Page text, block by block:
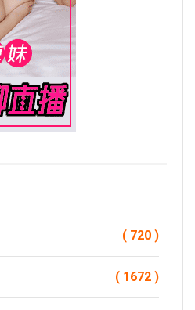
( 720 )
( 1672 )